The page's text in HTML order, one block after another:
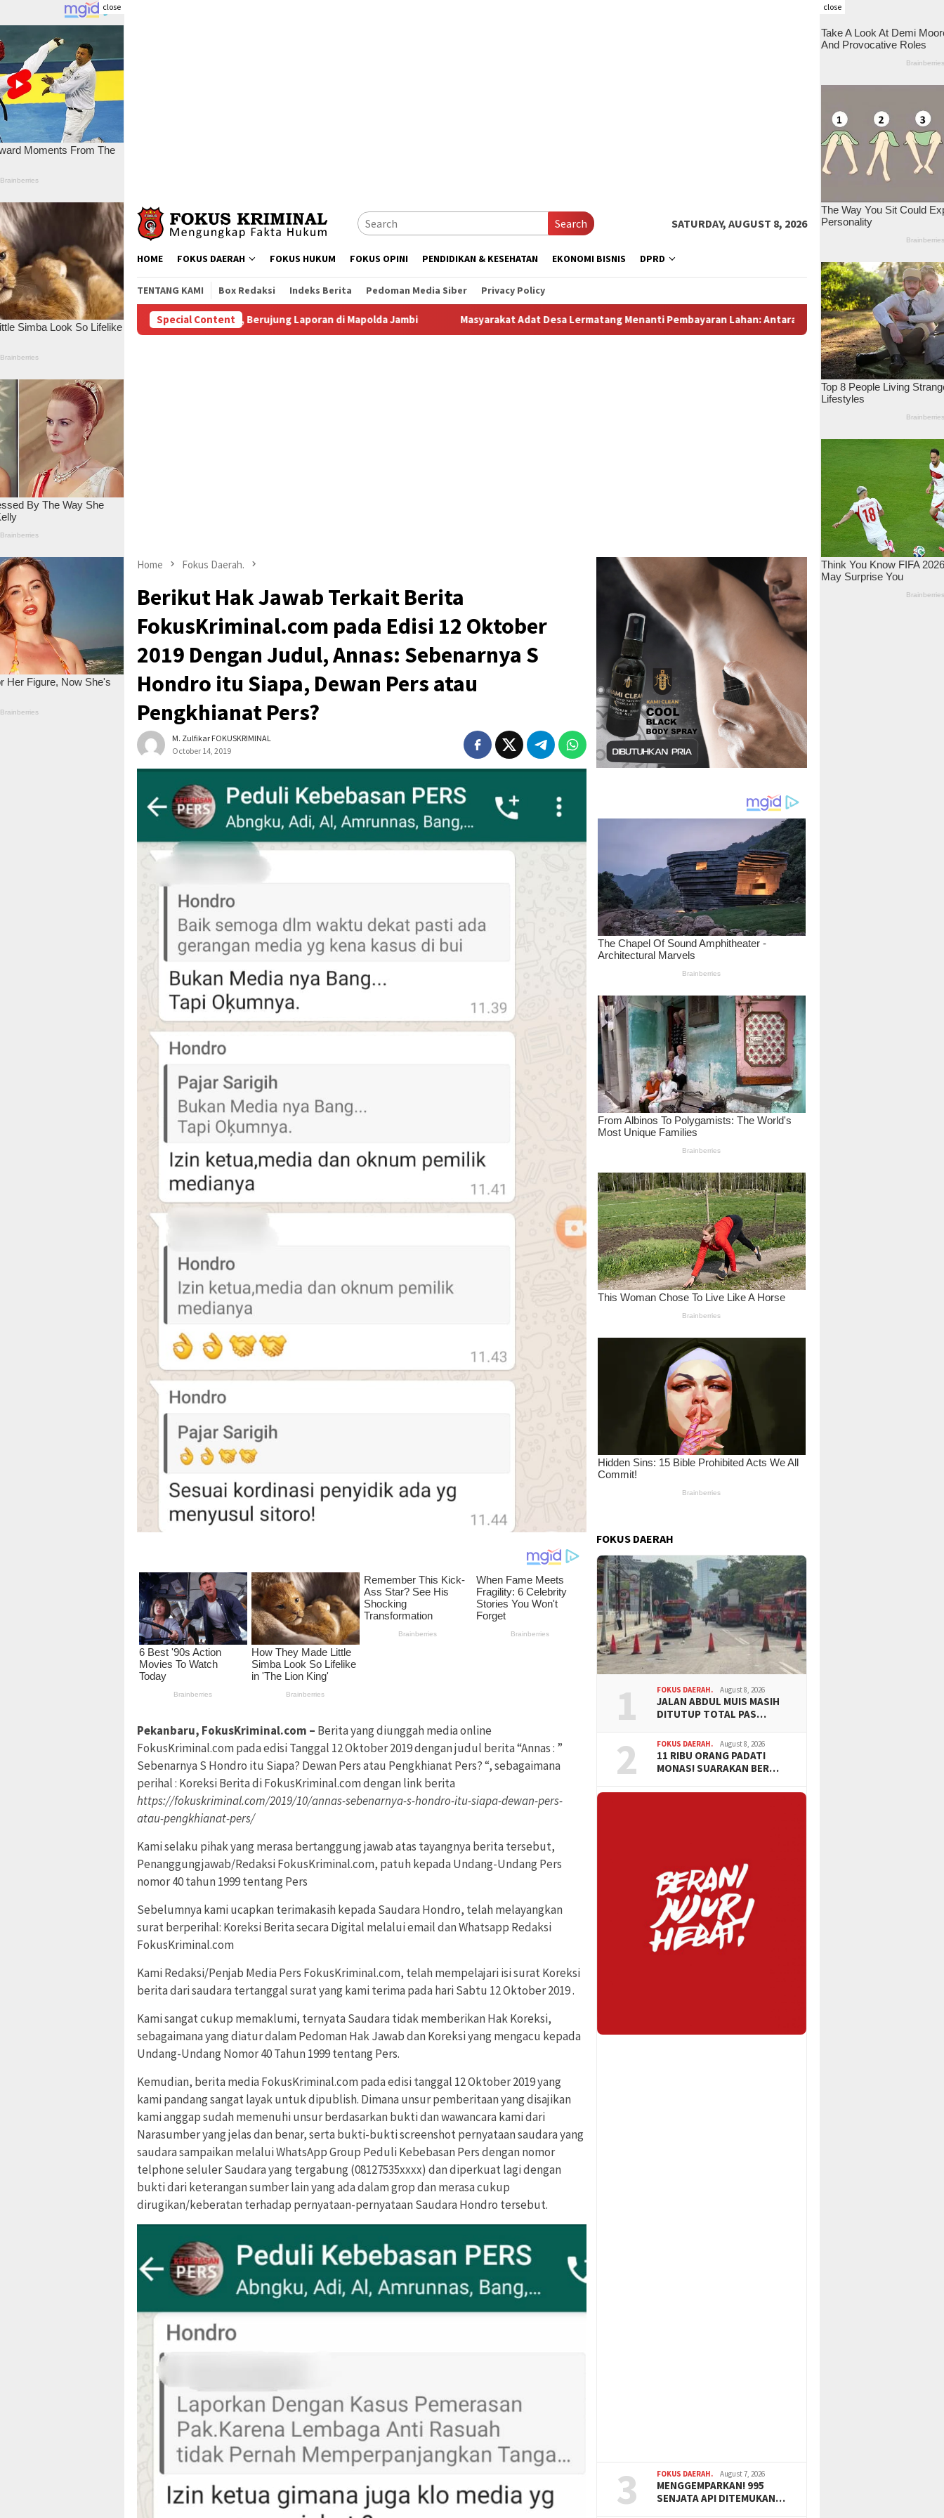
close close
Search SATURDAY, AUGUST 8, 2026
HOME FOKUS DAERAH FOKUS HUKUM FOKUS OPINI PENDIDIKAN & KESEHATAN EKONOMI BISNIS DPRD
TENTANG KAMI Box Redaksi Indeks Berita Pedoman Media Siber Privacy Policy
Special Content
Subsidi Aniaya Wartawan, Berujung Laporan di Mapolda Jambi Masyarakat Adat Desa Lermatang Menanti Pembayaran Lahan: Antara Dugaan Konspirasi dan Bayang-Bayang “Makelar
Home Fokus Daerah.
Berikut Hak Jawab Terkait Berita
FokusKriminal.com pada Edisi 12 Oktober
2019 Dengan Judul, Annas: Sebenarnya S
Hondro itu Siapa, Dewan Pers atau
Pengkhianat Pers?
M. Zulfikar FOKUSKRIMINAL
October 14, 2019
Pekanbaru, FokusKriminal.com – Berita yang diunggah media online
FokusKriminal.com pada edisi Tanggal 12 Oktober 2019 dengan judul berita “Annas : ”
Sebenarnya S Hondro itu Siapa? Dewan Pers atau Pengkhianat Pers? “, sebagaimana
perihal : Koreksi Berita di FokusKriminal.com dengan link berita
https://fokuskriminal.com/2019/10/annas-sebenarnya-s-hondro-itu-siapa-dewan-pers-
atau-pengkhianat-pers/
Kami selaku pihak yang merasa bertanggung jawab atas tayangnya berita tersebut,
Penanggungjawab/Redaksi FokusKriminal.com, patuh kepada Undang-Undang Pers
nomor 40 tahun 1999 tentang Pers
Sebelumnya kami ucapkan terimakasih kepada Saudara Hondro, telah melayangkan
surat berperihal: Koreksi Berita secara Digital melalui email dan Whatsapp Redaksi
FokusKriminal.com
Kami Redaksi/Penjab Media Pers FokusKriminal.com, telah mempelajari isi surat Koreksi
berita dari saudara tertanggal surat yang kami terima pada hari Sabtu 12 Oktober 2019 .
Kami sangat cukup memaklumi, ternyata Saudara tidak memberikan Hak Koreksi,
sebagaimana yang diatur dalam Pedoman Hak Jawab dan Koreksi yang mengacu kepada
Undang-Undang Nomor 40 Tahun 1999 tentang Pers.
Kemudian, berita media FokusKriminal.com pada edisi tanggal 12 Oktober 2019 yang
kami pandang sangat layak untuk dipublish. Dimana unsur pemberitaan yang disajikan
kami anggap sudah memenuhi unsur berdasarkan bukti dan wawancara kami dari
Narasumber yang jelas dan benar, serta bukti-bukti screenshot pernyataan saudara yang
saudara sampaikan melalui WhatsApp Group Peduli Kebebasan Pers dengan nomor
telphone seluler Saudara yang tergabung (08127535xxxx) dan diperkuat lagi dengan
bukti dari keterangan sumber lain yang ada dalam grop dan merasa cukup
dirugikan/keberatan terhadap pernyataan-pernyataan Saudara Hondro tersebut.
FOKUS DAERAH
1 FOKUS DAERAH. August 8, 2026
JALAN ABDUL MUIS MASIH
DITUTUP TOTAL PAS…
2 FOKUS DAERAH. August 8, 2026
11 RIBU ORANG PADATI
MONAS! SUARAKAN BER…
3 FOKUS DAERAH. August 7, 2026
MENGGEMPARKAN! 995
SENJATA API DITEMUKAN…